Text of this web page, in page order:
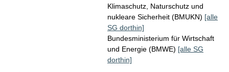
Klimaschutz, Naturschutz und
nukleare Sicherheit (BMUKN) [alle
SG dorthin]
Bundesministerium für Wirtschaft
und Energie (BMWE) [alle SG
dorthin]